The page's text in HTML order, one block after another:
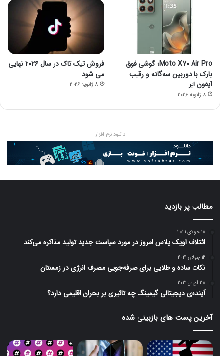
Moto X70 Air Pro؛ گوشی فوق
بارک با دوربین سه‌گانه و رقیب
آیفون ایر
8 ژانویه 2026
فروش تیک تاک در سال ۲۰۲۶ نهایی
می شود
8 ژانویه 2026
دانلود نرم افزار
مطالب پر بازدید
18 جولای 2021
ائتلاف اوپک پلاس امروز در مورد سیاست جدید تولید مذاکره می‌کند
14 جولای 2021
نکات ساده و طلایی برای صرفه‌جویی مصرف انرژی در زمستان
28 آوریل 2021
آینده‌ی دیجیتالی گیمینگ چه تاثیری بر بحران اقلیمی دارد؟
آخرین پست های بازبینی شده